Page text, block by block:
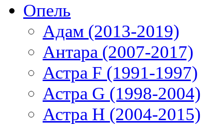
Опель
Адам (2013-2019)
Антара (2007-2017)
Астра F (1991-1997)
Астра G (1998-2004)
Астра H (2004-2015)